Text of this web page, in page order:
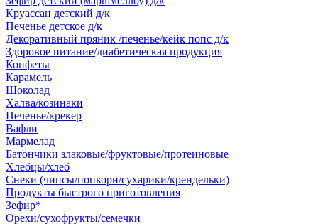
Круассан детский д/к
Печенье детское д/к
Декоративный пряник /печенье/кейк попс д/к
Здоровое питание/диабетическая продукция
Конфеты
Карамель
Шоколад
Халва/козинаки
Печенье/крекер
Вафли
Мармелад
Батончики злаковые/фруктовые/протеиновые
Хлебцы/хлеб
Снеки (чипсы/попкорн/сухарики/крендельки)
Продукты быстрого приготовления
Зефир*
Орехи/сухофрукты/семечки